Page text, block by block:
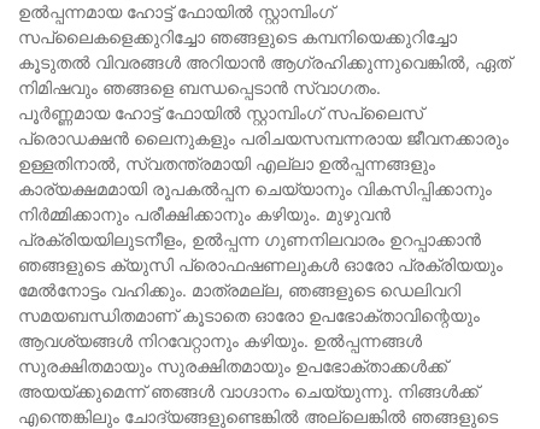
ഉൽപ്പന്നമായ ഹോട്ട് ഫോയിൽ സ്റ്റാമ്പിംഗ്
സപ്ലൈകളെക്കുറിച്ചോ ഞങ്ങളുടെ കമ്പനിയെക്കുറിച്ചോ
കൂടുതൽ വിവരങ്ങൾ അറിയാൻ ആഗ്രഹിക്കുന്നുവെങ്കിൽ, ഏത്
നിമിഷവും ഞങ്ങളെ ബന്ധപ്പെടാൻ സ്വാഗതം.
പൂർണ്ണമായ ഹോട്ട് ഫോയിൽ സ്റ്റാമ്പിംഗ് സപ്ലൈസ്
പ്രൊഡക്ഷൻ ലൈനുകളും പരിചയസമ്പന്നരായ ജീവനക്കാരും
ഉള്ളതിനാൽ, സ്വതന്ത്രമായി എല്ലാ ഉൽപ്പന്നങ്ങളും
കാര്യക്ഷമമായി രൂപകൽപ്പന ചെയ്യാനും വികസിപ്പിക്കാനും
നിർമ്മിക്കാനും പരീക്ഷിക്കാനും കഴിയും. മുഴുവൻ
പ്രക്രിയയിലുടനീളം, ഉൽപ്പന്ന ഗുണനിലവാരം ഉറപ്പാക്കാൻ
ഞങ്ങളുടെ ക്യുസി പ്രൊഫഷണലുകൾ ഓരോ പ്രക്രിയയും
മേൽനോട്ടം വഹിക്കും. മാത്രമല്ല, ഞങ്ങളുടെ ഡെലിവറി
സമയബന്ധിതമാണ് കൂടാതെ ഓരോ ഉപഭോക്താവിന്റെയും
ആവശ്യങ്ങൾ നിറവേറ്റാനും കഴിയും. ഉൽപ്പന്നങ്ങൾ
സുരക്ഷിതമായും സുരക്ഷിതമായും ഉപഭോക്താക്കൾക്ക്
അയയ്ക്കുമെന്ന് ഞങ്ങൾ വാഗ്ദാനം ചെയ്യുന്നു. നിങ്ങൾക്ക്
എന്തെങ്കിലും ചോദ്യങ്ങളുണ്ടെങ്കിൽ അല്ലെങ്കിൽ ഞങ്ങളുടെ